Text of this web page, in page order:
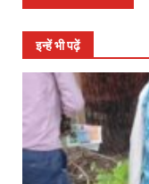
इन्हें भी पढ़ें